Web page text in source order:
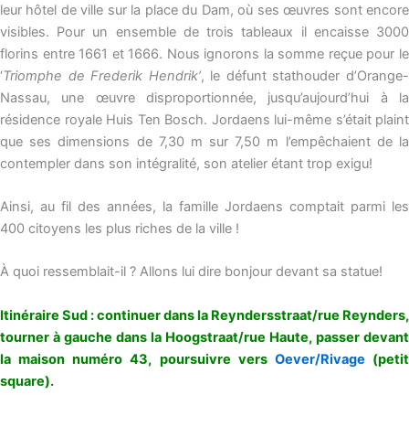
leur hôtel de ville sur la place du Dam, où ses œuvres sont encore
visibles. Pour un ensemble de trois tableaux il encaisse 3000
florins entre 1661 et 1666. Nous ignorons la somme reçue pour le
‘Triomphe de Frederik Hendrik’, le défunt stathouder d’Orange-
Nassau, une œuvre disproportionnée, jusqu’aujourd’hui à la
résidence royale Huis Ten Bosch. Jordaens lui-même s’était plaint
que ses dimensions de 7,30 m sur 7,50 m l’empêchaient de la
contempler dans son intégralité, son atelier étant trop exigu!
Ainsi, au fil des années, la famille Jordaens comptait parmi les
400 citoyens les plus riches de la ville !
À quoi ressemblait-il ? Allons lui dire bonjour devant sa statue!
Itinéraire Sud : continuer dans la Reyndersstraat/rue Reynders,
tourner à gauche dans la Hoogstraat/rue Haute, passer devant
la maison numéro 43, poursuivre vers Oever/Rivage (petit
square).